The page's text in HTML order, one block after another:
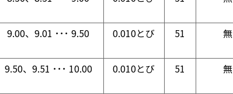
9.00、9.01 ･･･ 9.50 0.010とび 51 無
9.50、9.51 ･･･ 10.00 0.010とび 51 無